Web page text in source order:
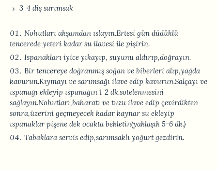
3-4 diş sarımsak
Nohutları akşamdan ıslayın.Ertesi gün düdüklü
tencerede yeteri kadar su ilavesi ile pişirin.
Ispanakları iyice yıkayıp, suyunu aldırıp,doğrayın.
Bir tencereye doğranmış soğan ve biberleri alıp,yağda
kavurun.Kıymayı ve sarımsağı ilave edip kavurun.Salçayı ve
ıspanağı ekleyip ıspanağın 1-2 dk.sotelenmesini
sağlayın.Nohutları,baharatı ve tuzu ilave edip çevirdikten
sonra,üzerini geçmeyecek kadar kaynar su ekleyip
ıspanaklar pişene dek ocakta bekletin(yaklaşık 5-6 dk.)
Tabaklara servis edip,sarımsaklı yoğurt gezdirin.